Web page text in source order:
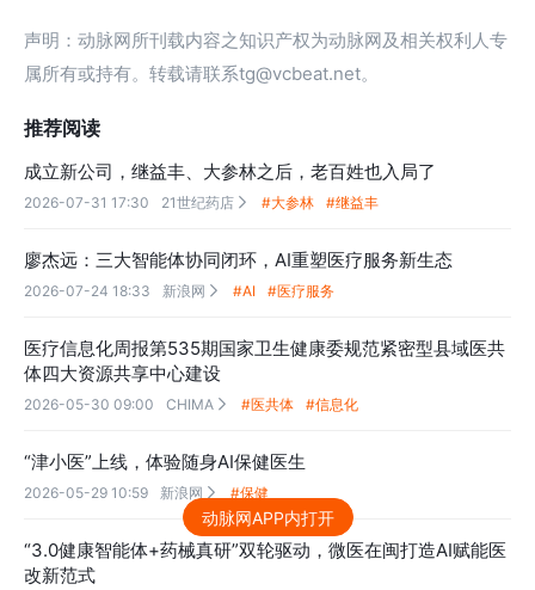
声明：动脉网所刊载内容之知识产权为动脉网及相关权利人专
属所有或持有。转载请联系tg@vcbeat.net。
推荐阅读
成立新公司，继益丰、大参林之后，老百姓也入局了
2026-07-31 17:30 21世纪药店  #大参林 #继益丰
廖杰远：三大智能体协同闭环，AI重塑医疗服务新生态
2026-07-24 18:33 新浪网  #AI #医疗服务
医疗信息化周报第535期国家卫生健康委规范紧密型县域医共
体四大资源共享中心建设
2026-05-30 09:00 CHIMA  #医共体 #信息化
“津小医”上线，体验随身AI保健医生
2026-05-29 10:59 新浪网  #保健
“3.0健康智能体+药械真研”双轮驱动，微医在闽打造AI赋能医
改新范式
动脉网APP内打开